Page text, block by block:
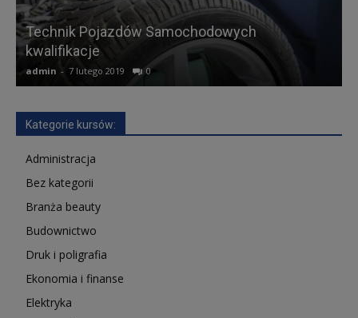
Technik Pojazdów Samochodowych
kwalifikacje
admin - 7 lutego 2019 0
Kategorie kursów:
Administracja
Bez kategorii
Branża beauty
Budownictwo
Druk i poligrafia
Ekonomia i finanse
Elektryka